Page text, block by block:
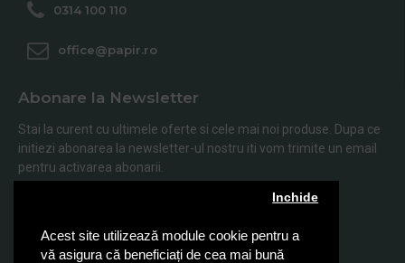
Acest site utilizează module cookie pentru a
vă asigura că beneficiați de cea mai bună
Inchide
0314 100 110
office@papir.ro
Abonare la Newsletter
Stai la curent cu ultimele oferte si cele mai noi produse. Dupa ce
initiezi abonarea la newsletter-ul nostru iti vom trimite un email
pentru activarea abonarii.
Abonare
Am citit şi sunt de acord cu Politica de Confidentialitate